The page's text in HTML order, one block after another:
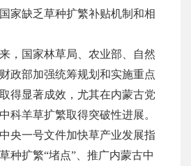
家缺乏草种扩繁补贴机制和相
，国家林草局、农业部、自然
政部加强统筹规划和实施重点
得显著成效，尤其在内蒙古党
科羊草扩繁取得突破性进展。
央一号文件加快草产业发展指
种扩繁“堵点”、推广内蒙古中